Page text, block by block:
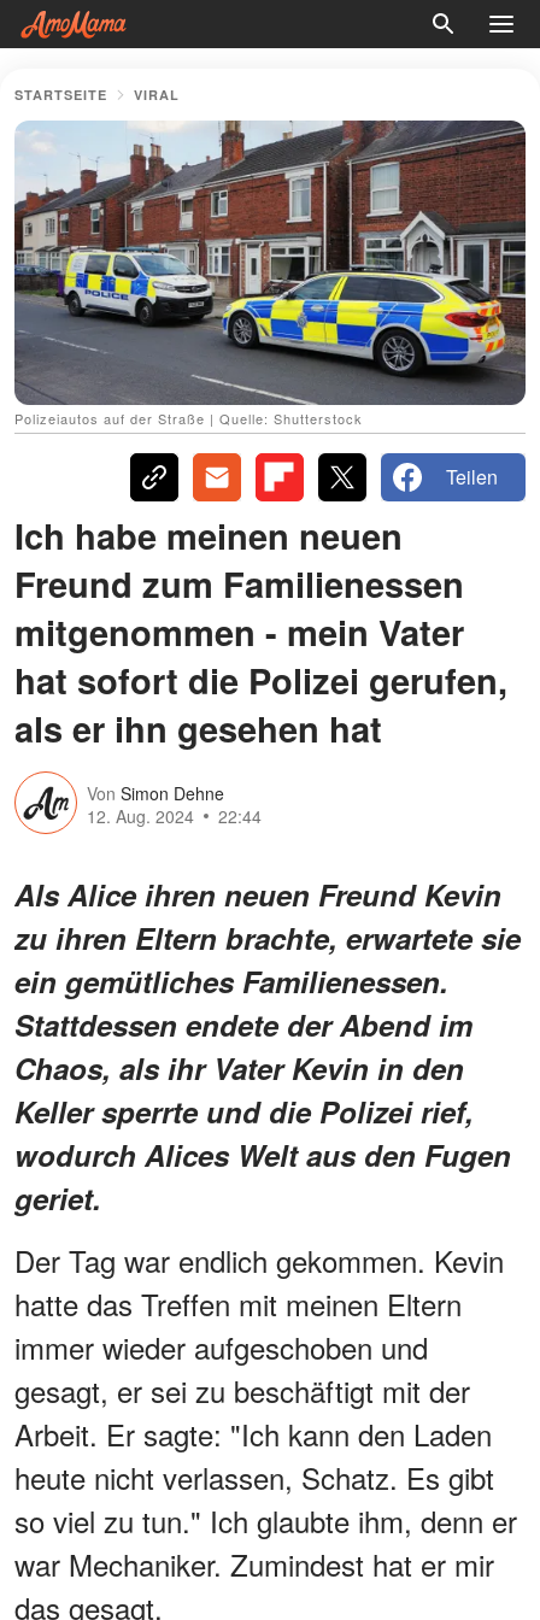
STARTSEITE VIRAL
Polizeiautos auf der Straße | Quelle: Shutterstock
Teilen
Ich habe meinen neuen
Freund zum Familienessen
mitgenommen - mein Vater
hat sofort die Polizei gerufen,
als er ihn gesehen hat
Von Simon Dehne
12. Aug. 2024
22:44
Als Alice ihren neuen Freund Kevin
zu ihren Eltern brachte, erwartete sie
ein gemütliches Familienessen.
Stattdessen endete der Abend im
Chaos, als ihr Vater Kevin in den
Keller sperrte und die Polizei rief,
wodurch Alices Welt aus den Fugen
geriet.
Der Tag war endlich gekommen. Kevin
hatte das Treffen mit meinen Eltern
immer wieder aufgeschoben und
gesagt, er sei zu beschäftigt mit der
Arbeit. Er sagte: "Ich kann den Laden
heute nicht verlassen, Schatz. Es gibt
so viel zu tun." Ich glaubte ihm, denn er
war Mechaniker. Zumindest hat er mir
das gesagt.